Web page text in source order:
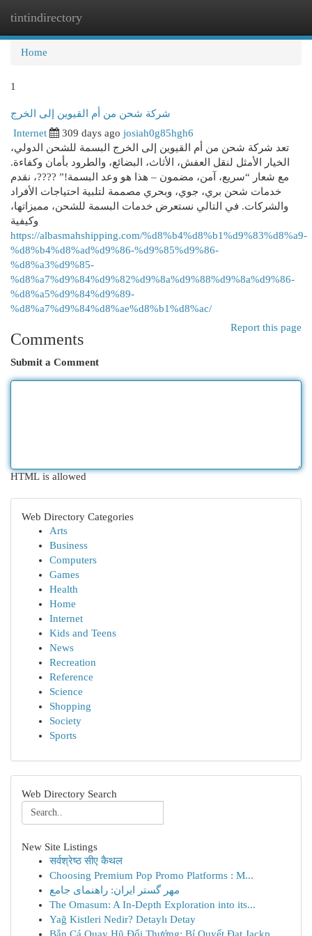
tintindirectory
Home
1
شركة شحن من أم القيوين إلى الخرج
Internet 309 days ago josiah0g85hgh6
تعد شركة شحن من أم القيوين إلى الخرج البسمة للشحن الدولي،
الخيار الأمثل لنقل العفش، الأثاث، البضائع، والطرود بأمان وكفاءة.
مع شعار “سريع، آمن، مضمون – هذا هو وعد البسمة!” ????، نقدم
خدمات شحن بري، جوي، وبحري مصممة لتلبية احتياجات الأفراد
والشركات. في التالي نستعرض خدمات البسمة للشحن، مميزاتها،
وكيفية
https://albasmahshipping.com/%d8%b4%d8%b1%d9%83%d8%a9-
%d8%b4%d8%ad%d9%86-%d9%85%d9%86-
%d8%a3%d9%85-
%d8%a7%d9%84%d9%82%d9%8a%d9%88%d9%8a%d9%86-
%d8%a5%d9%84%d9%89-
%d8%a7%d9%84%d8%ae%d8%b1%d8%ac/
Report this page
Comments
Submit a Comment
HTML is allowed
Web Directory Categories
Arts
Business
Computers
Games
Health
Home
Internet
Kids and Teens
News
Recreation
Reference
Science
Shopping
Society
Sports
Web Directory Search
New Site Listings
सर्वश्रेष्ठ सीए कैथल
Choosing Premium Pop Promo Platforms : M...
مهر گستر ایران: راهنمای جامع
The Omasum: A In-Depth Exploration into its...
Yağ Kistleri Nedir? Detaylı Detay